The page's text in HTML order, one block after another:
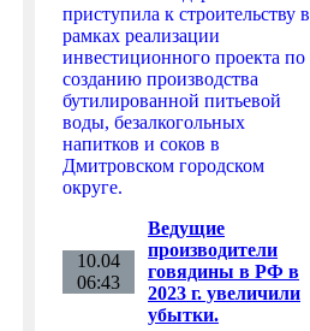
приступила к строительству в
рамках реализации
инвестиционного проекта по
созданию производства
бутилированной питьевой
воды, безалкогольных
напитков и соков в
Дмитровском городском
округе.
10.04
06:43
Ведущие
производители
говядины в РФ в
2023 г. увеличили
убытки.